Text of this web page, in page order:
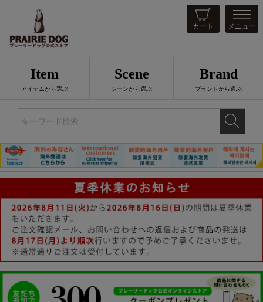
カート メニュー
Item
アイテムから選ぶ
Scene
シーンから選ぶ
Brand
ブランドから選ぶ